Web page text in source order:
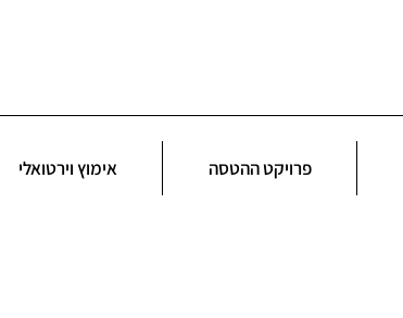
פרויקט ההטסה אימוץ וירטואלי